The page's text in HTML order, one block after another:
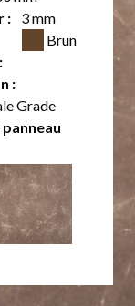
:
3 mm
Couleur CSS
Brun
:
Grade